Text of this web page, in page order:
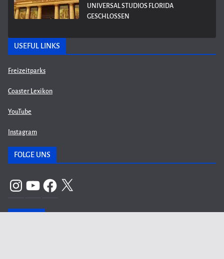
UNIVERSAL STUDIOS FLORIDA
GESCHLOSSEN
USEFUL LINKS
Freizeitparks
Coaster Lexikon
YouTube
Instagram
FOLGE UNS
InstagramYouTubeFacebook
X